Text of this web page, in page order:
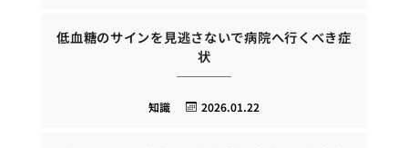
低血糖のサインを見逃さないで病院へ行くべき症
状
2026.01.22
知識